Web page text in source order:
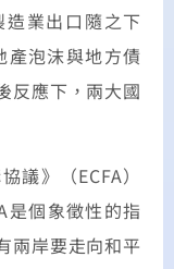
業出口隨之下
產泡沫與地方債
反應下，兩大國
》（ECFA）
是個象徵性的指
兩岸要走向和平